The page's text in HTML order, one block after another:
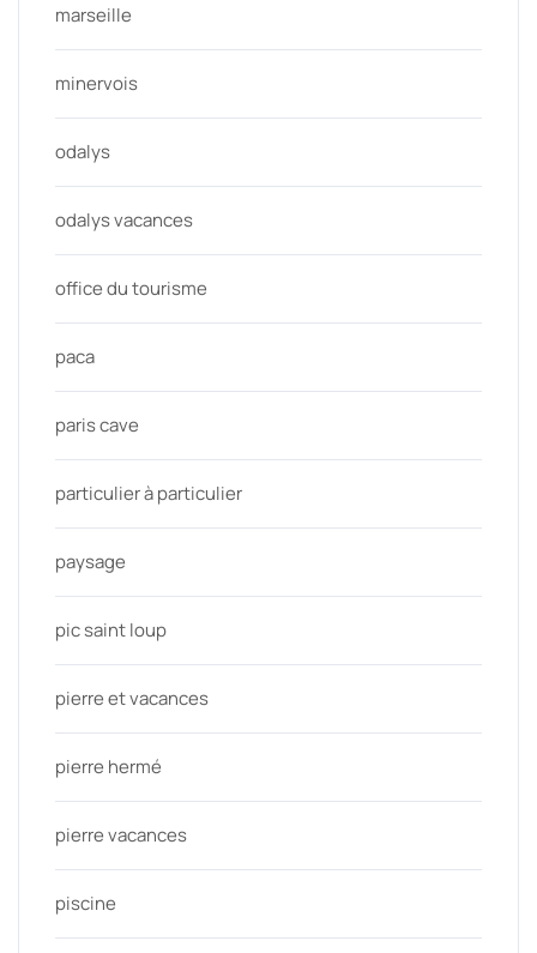
marseille
minervois
odalys
odalys vacances
office du tourisme
paca
paris cave
particulier à particulier
paysage
pic saint loup
pierre et vacances
pierre hermé
pierre vacances
piscine